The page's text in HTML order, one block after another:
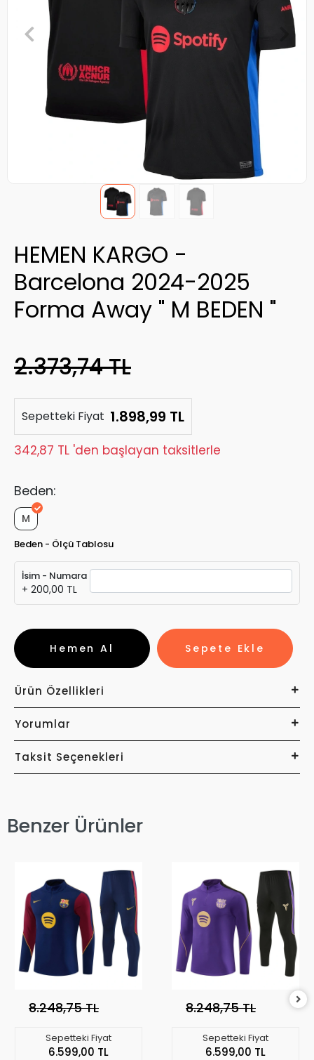
HEMEN KARGO -
Barcelona 2024-2025
Forma Away " M BEDEN "
2.373,74 TL
Sepetteki Fiyat 1.898,99 TL
342,87 TL 'den başlayan taksitlerle
Beden:
M
Beden - Ölçü Tablosu
İsim - Numara
+ 200,00 TL
Sepete Ekle
Hemen Al
Ürün Özellikleri
Yorumlar
Taksit Seçenekleri
Benzer Ürünler
8.248,75 TL
Sepetteki Fiyat
6.599,00 TL
8.248,75 TL
Sepetteki Fiyat
6.599,00 TL